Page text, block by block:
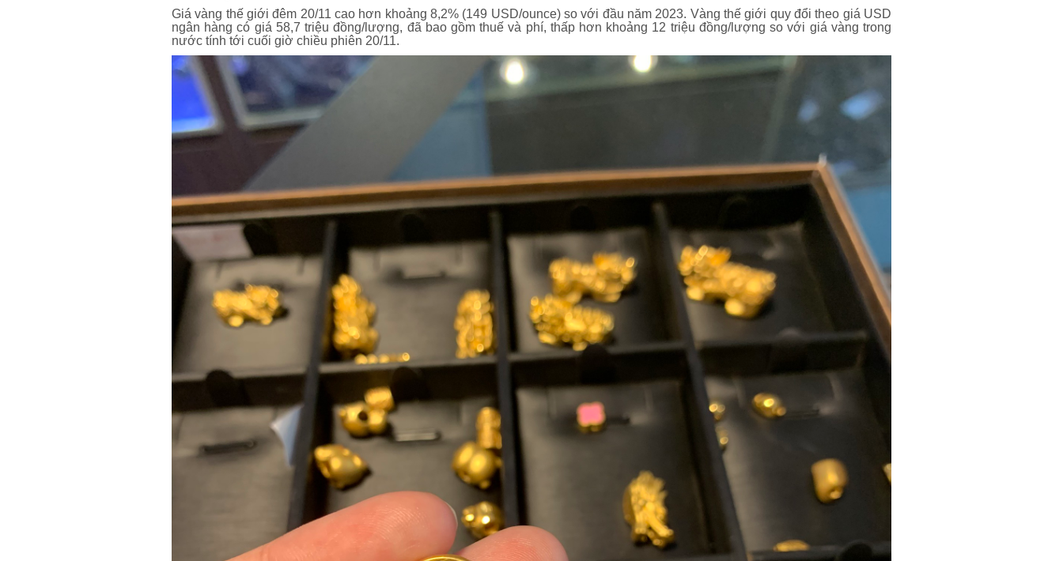
Giá vàng thế giới đêm 20/11 cao hơn khoảng 8,2% (149 USD/ounce) so với đầu năm 2023. Vàng thế giới quy đổi theo giá USD
ngân hàng có giá 58,7 triệu đồng/lượng, đã bao gồm thuế và phí, thấp hơn khoảng 12 triệu đồng/lượng so với giá vàng trong
nước tính tới cuối giờ chiều phiên 20/11.